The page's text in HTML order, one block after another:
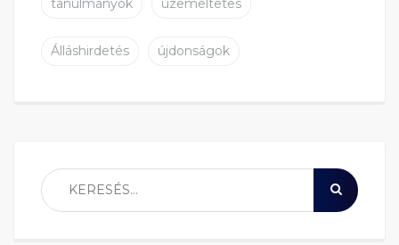
tanulmányok uzemeltetes
Álláshirdetés újdonságok